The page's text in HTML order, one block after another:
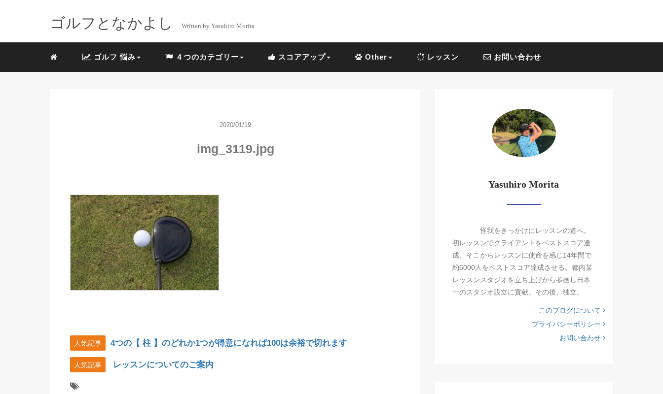
ゴルフとなかよし Written by Yasuhiro Morita
ゴルフ 悩み ４つのカテゴリー スコアアップ Other レッスン お問い合わせ
2020/01/19
img_3119.jpg
人気記事 4つの【 柱 】のどれか1つが得意になれば100は余裕で切れます
人気記事 レッスンについてのご案内
Yasuhiro Morita
怪我をきっかけにレッスンの道へ。
初レッスンでクライアントをベストスコア達
成。そこからレッスンに使命を感じ14年間で
約6000人をベストスコア達成させる。都内某
レッスンスタジオを立ち上げから参画し日本
一のスタジオ設立に貢献。その後、独立。
このブログについて
プライバシーポリシー
お問い合わせ